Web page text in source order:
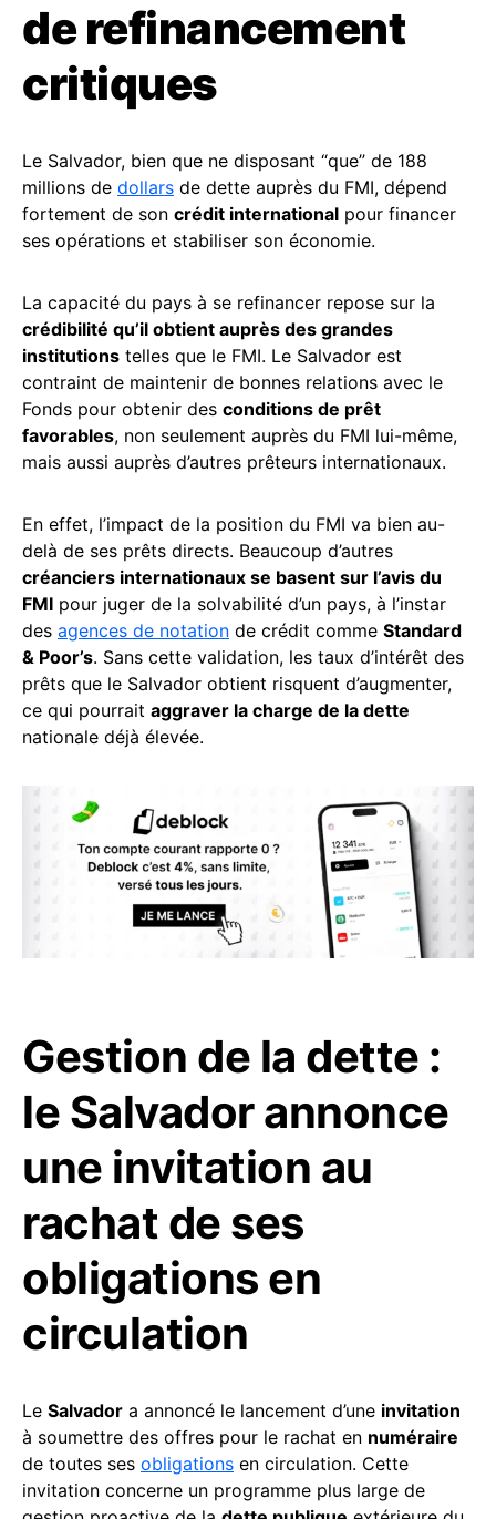
de refinancement
critiques
Le Salvador, bien que ne disposant “que” de 188
millions de dollars de dette auprès du FMI, dépend
fortement de son crédit international pour financer
ses opérations et stabiliser son économie.
La capacité du pays à se refinancer repose sur la
crédibilité qu’il obtient auprès des grandes
institutions telles que le FMI. Le Salvador est
contraint de maintenir de bonnes relations avec le
Fonds pour obtenir des conditions de prêt
favorables, non seulement auprès du FMI lui-même,
mais aussi auprès d’autres prêteurs internationaux.
En effet, l’impact de la position du FMI va bien au-
delà de ses prêts directs. Beaucoup d’autres
créanciers internationaux se basent sur l’avis du
FMI pour juger de la solvabilité d’un pays, à l’instar
des agences de notation de crédit comme Standard
& Poor’s. Sans cette validation, les taux d’intérêt des
prêts que le Salvador obtient risquent d’augmenter,
ce qui pourrait aggraver la charge de la dette
nationale déjà élevée.
Gestion de la dette :
le Salvador annonce
une invitation au
rachat de ses
obligations en
circulation
Le Salvador a annoncé le lancement d’une invitation
à soumettre des offres pour le rachat en numéraire
de toutes ses obligations en circulation. Cette
invitation concerne un programme plus large de